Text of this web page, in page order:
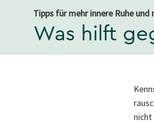
Tipps für mehr innere Ruhe und
Was hilft
nicht